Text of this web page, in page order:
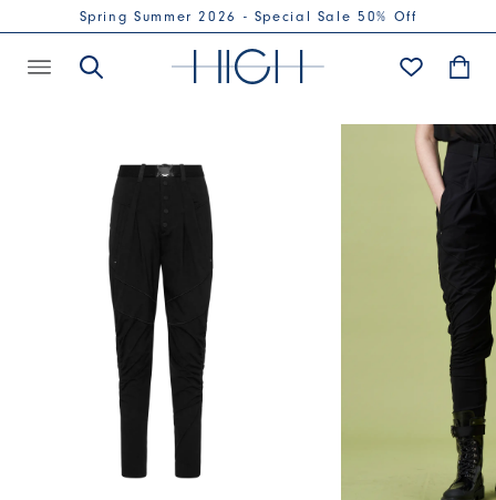
Spring Summer 2026 - Special Sale 50% Off